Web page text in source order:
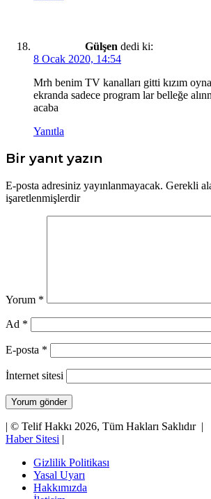
Gülşen dedi ki:
8 Ocak 2020, 14:54
Mrh benim TV kanalları gitti kızım
ekranda sadece program lar belleğe
acaba
Yanıtla
Bir yanıt yazın
E-posta adresiniz yayınlanmayacak. Gerekli
işaretlenmişlerdir
Yorum *
Ad *
E-posta *
İnternet sitesi
| © Telif Hakkı 2026, Tüm Hakları Saklıdır |
Haber Sitesi |
Gizlilik Politikası
Yasal Uyarı
Hakkımızda